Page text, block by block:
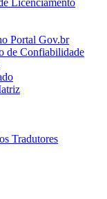
Licenciamento
Portal Gov.br
de Confiabilidade
Tradutores